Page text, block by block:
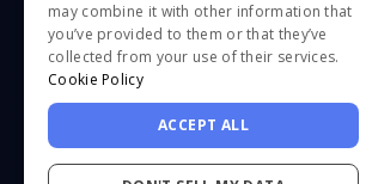
may combine it with other information that
you’ve provided to them or that they’ve
collected from your use of their services.
Cookie Policy
ACCEPT ALL